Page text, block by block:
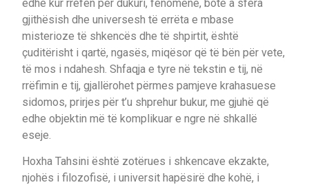
edhe kur rrëfen për dukuri, fenomene, botë a sfera
gjithësish dhe universesh të errëta e mbase
misterioze të shkencës dhe të shpirtit, është
çuditërisht i qartë, ngasës, miqësor që të bën për vete,
të mos i ndahesh. Shfaqja e tyre në tekstin e tij, në
rrëfimin e tij, gjallërohet përmes pamjeve krahasuese
sidomos, prirjes për t’u shprehur bukur, me gjuhë që
edhe objektin më të komplikuar e ngre në shkallë
eseje.
Hoxha Tahsini është zotërues i shkencave ekzakte,
njohës i filozofisë, i universit hapësirë dhe kohë, i